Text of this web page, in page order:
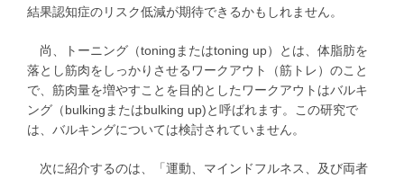
結果認知症のリスク低減が期待できるかもしれません。
尚、トーニング（toningまたはtoning up）とは、体脂肪を
落とし筋肉をしっかりさせるワークアウト（筋トレ）のこと
で、筋肉量を増やすことを目的としたワークアウトはバルキ
ング（bulkingまたはbulking up)と呼ばれます。この研究で
は、バルキングについては検討されていません。
次に紹介するのは、「運動、マインドフルネス、及び両者